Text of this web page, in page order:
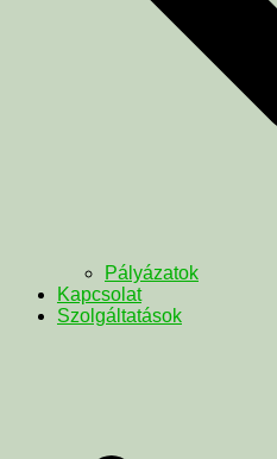
Pályázatok
Kapcsolat
Szolgáltatások